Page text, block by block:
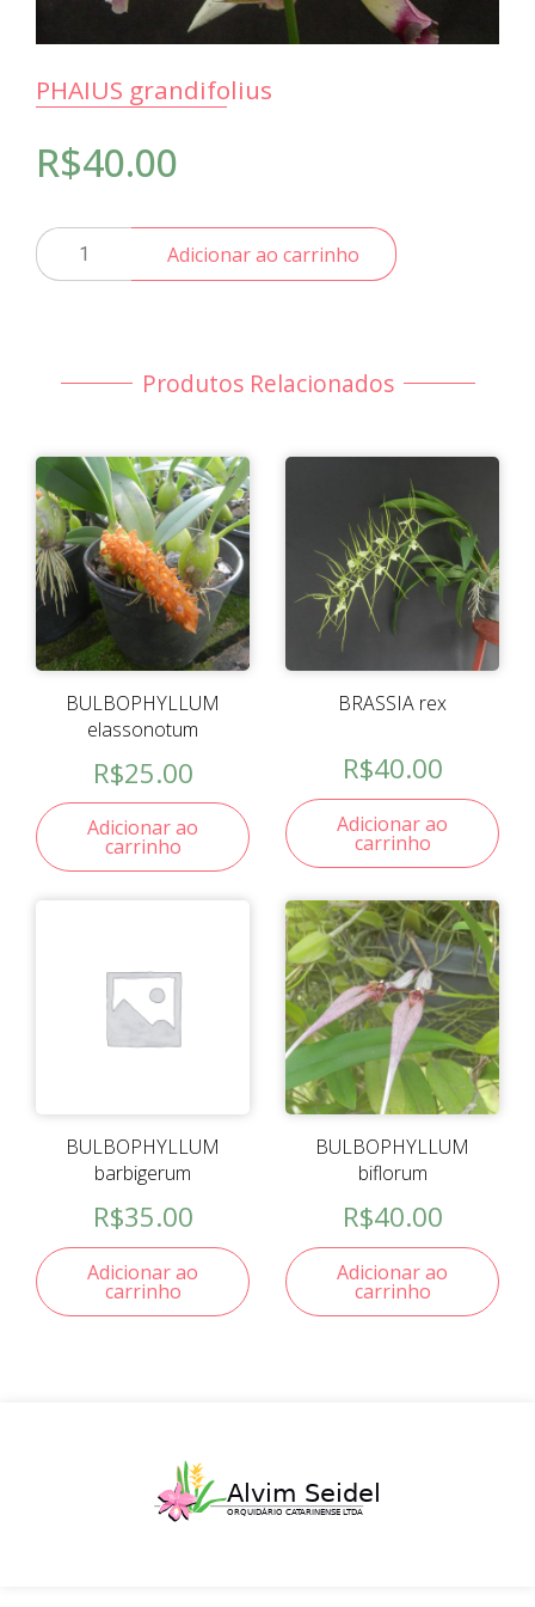
PHAIUS grandifolius
R$40.00
PHAIUS
grandifolius
Adicionar ao carrinho
Produtos Relacionados
BULBOPHYLLUM
elassonotum
R$25.00
Adicionar ao
carrinho
BRASSIA rex
R$40.00
Adicionar ao
carrinho
BULBOPHYLLUM
barbigerum
R$35.00
Adicionar ao
carrinho
BULBOPHYLLUM
biflorum
R$40.00
Adicionar ao
carrinho